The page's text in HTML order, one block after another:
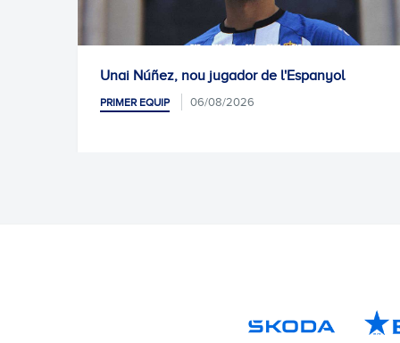
Núñez, nou jugador de l'Espanyol
06/08/2026